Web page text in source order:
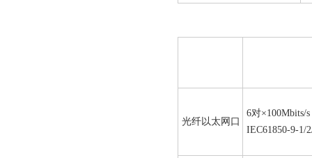
光纤以太网口
6对×100Mbits/
IEC61850-9-1/